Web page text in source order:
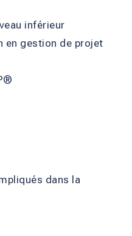
inférieur
en gestion de projet
dans la